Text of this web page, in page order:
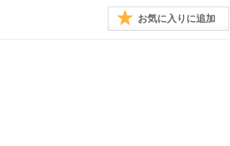
お気に入りに追加